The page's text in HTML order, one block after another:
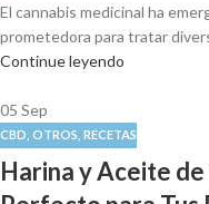
El cannabis medicinal ha
prometedora para tratar
Continue leyendo
05 Sep
CBD OTROS RECETAS
Harina y Aceite